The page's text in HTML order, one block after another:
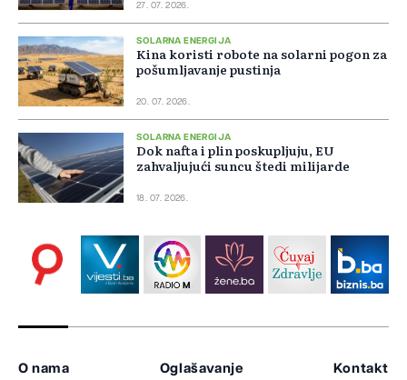
27. 07. 2026.
SOLARNA ENERGIJA
Kina koristi robote na solarni pogon za
pošumljavanje pustinja
20. 07. 2026.
SOLARNA ENERGIJA
Dok nafta i plin poskupljuju, EU
zahvaljujući suncu štedi milijarde
18. 07. 2026.
O nama Oglašavanje Kontakt